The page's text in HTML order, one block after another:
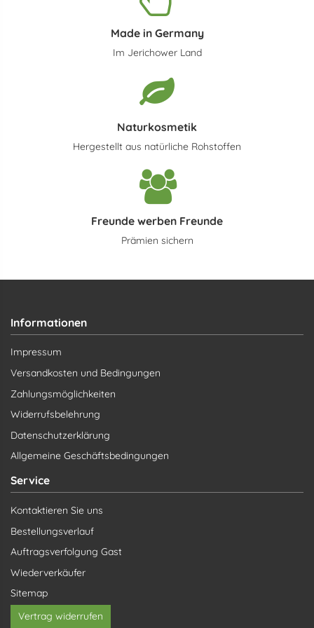
Made in Germany
Im Jerichower Land
Naturkosmetik
Hergestellt aus natürliche Rohstoffen
Freunde werben Freunde
Prämien sichern
Informationen
Impressum
Versandkosten und Bedingungen
Zahlungsmöglichkeiten
Widerrufsbelehrung
Datenschutzerklärung
Allgemeine Geschäftsbedingungen
Service
Kontaktieren Sie uns
Bestellungsverlauf
Auftragsverfolgung Gast
Wiederverkäufer
Sitemap
Vertrag widerrufen